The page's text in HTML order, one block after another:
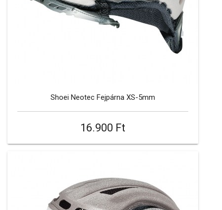
Shoei Neotec Fejpárna XS-5mm
16.900 Ft